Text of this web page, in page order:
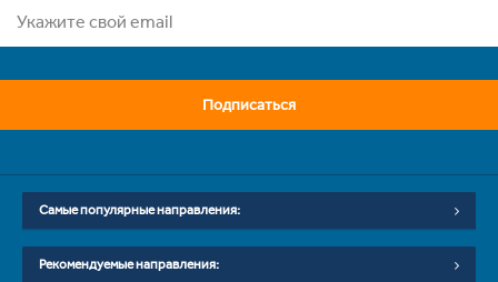
Подписаться
Самые популярные направления:
Рекомендуемые направления: